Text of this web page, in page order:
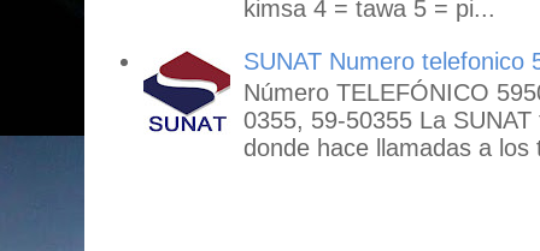
kimsa 4 = tawa 5 = pi...
SUNAT Numero telefonico
Número TELEFÓNICO
0355, 59-50355 La
donde hace llamadas a los